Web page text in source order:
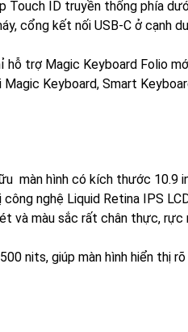
ID truyền thống phía
cổng kết nối USB-C ở cạnh
hỗ trợ Magic Keyboard Folio
Keyboard, Smart
màn hình có kích thước
nghệ Liquid Retina IPS
và màu sắc rất chân thực, rực
nits, giúp màn hình hiển thị